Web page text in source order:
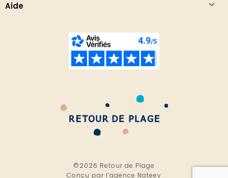
Aide
©2026 Retour de Plage
Conçu par l’agence Nateev